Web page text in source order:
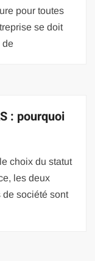
pour toutes
se doit
de
: pourquoi
choix du statut
les deux
société sont